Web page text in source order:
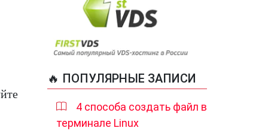
🔥 ПОПУЛЯРНЫЕ ЗАПИСИ
4 способа создать файл в
терминале Linux